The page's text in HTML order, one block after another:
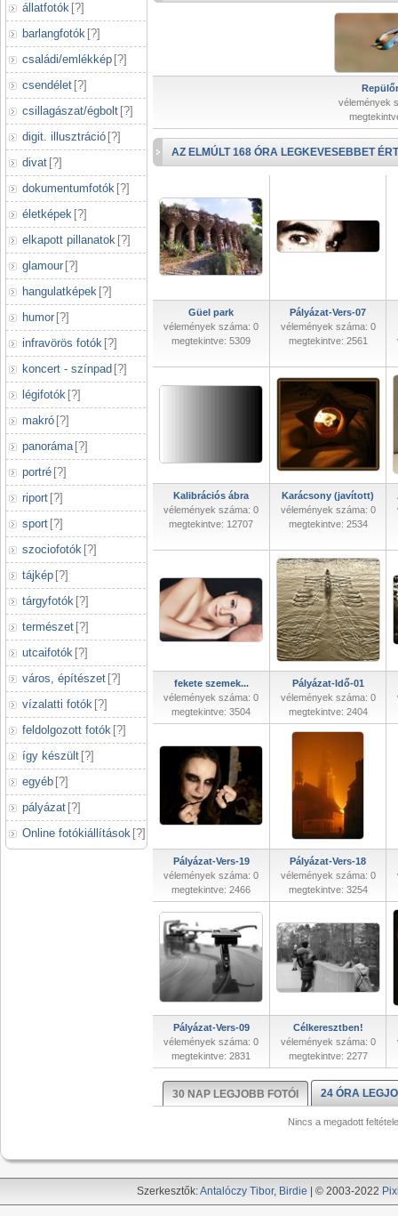
állatfotók [?]
barlangfotók [?]
családi/emlékkép [?]
csendélet [?]
csillagászat/égbolt [?]
digit. illusztráció [?]
divat [?]
dokumentumfotók [?]
életképek [?]
elkapott pillanatok [?]
glamour [?]
hangulatképek [?]
humor [?]
infravörös fotók [?]
koncert - színpad [?]
légifotók [?]
makró [?]
panoráma [?]
portré [?]
riport [?]
sport [?]
szociofotók [?]
tájkép [?]
tárgyfotók [?]
természet [?]
utcaifotók [?]
város, építészet [?]
vízalatti fotók [?]
feldolgozott fotók [?]
így készült [?]
egyéb [?]
pályázat [?]
Online fotókiállítások [?]
vélemények
AZ ELMÚLT 168 ÓRA LEGKEVESEBBET
Güel park
vélemények száma: 0
megtekintve: 5309
Pályázat-Vers-07
vélemények száma: 0
megtekintve: 2561
Kalibrációs ábra
vélemények száma: 0
megtekintve: 12707
Karácsony (javított)
vélemények száma: 0
megtekintve: 2534
fekete szemek...
vélemények száma: 0
megtekintve: 3504
Pályázat-Idő-01
vélemények száma: 0
megtekintve: 2404
Pályázat-Vers-19
vélemények száma: 0
megtekintve: 2466
Pályázat-Vers-18
vélemények száma: 0
megtekintve: 3254
Pályázat-Vers-09
vélemények száma: 0
megtekintve: 2831
Célkeresztben!
vélemények száma: 0
megtekintve: 2277
30 NAP LEGJOBB FOTÓI 24 ÓRA
Nincs a megadott
Szerkesztők:Antalóczy Tibor, Birdie | © 2003-2022